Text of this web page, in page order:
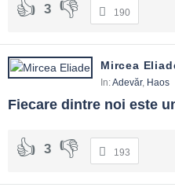
3 190
Mircea
In:Adevăr, Haos
Fiecare dintre noi este
3 193